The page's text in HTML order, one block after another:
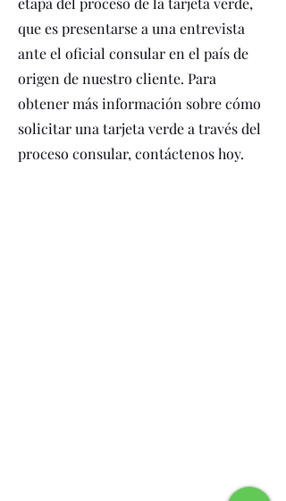
que es presentarse a una entrevista
ante el oficial consular en el país de
origen de nuestro cliente. Para
obtener más información sobre cómo
solicitar una tarjeta verde a través del
proceso consular, contáctenos hoy.